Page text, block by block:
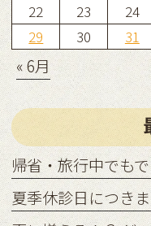
22
23 24
29
30 31
« 6月
帰省・旅行中でも
夏季休診日につき